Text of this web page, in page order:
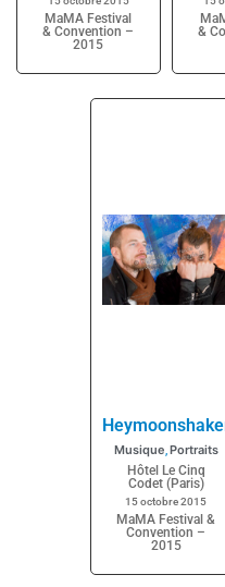
MaMA Festival
& Convention –
2015
&
Musique,Portraits
Hôtel Le Cinq
Codet (Paris)
15 octobre 2015
MaMA Festival &
Convention –
2015